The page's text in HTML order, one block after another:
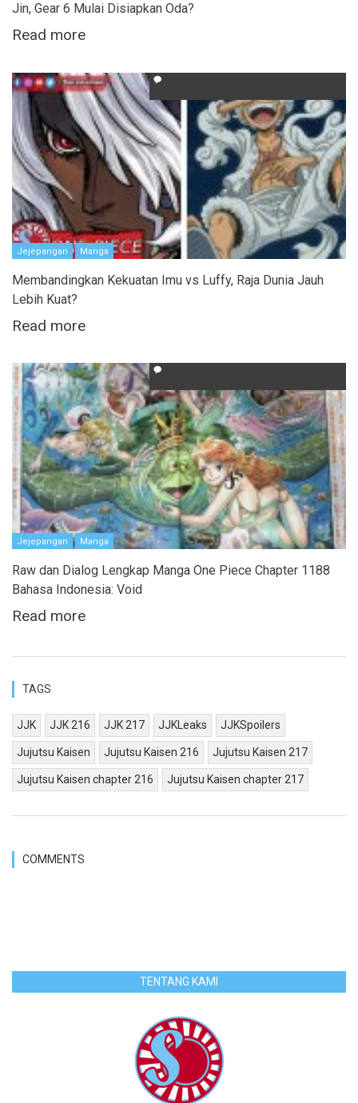
Jin, Gear 6 Mulai Disiapkan Oda?
Read more
Jejepangan Manga
Membandingkan Kekuatan Imu vs Luffy, Raja Dunia Jauh
Lebih Kuat?
Read more
Jejepangan Manga
Raw dan Dialog Lengkap Manga One Piece Chapter 1188
Bahasa Indonesia: Void
Read more
TAGS
JJK JJK 216 JJK 217 JJKLeaks JJKSpoilers
Jujutsu Kaisen Jujutsu Kaisen 216 Jujutsu Kaisen 217
Jujutsu Kaisen chapter 216 Jujutsu Kaisen chapter 217
COMMENTS
TENTANG KAMI